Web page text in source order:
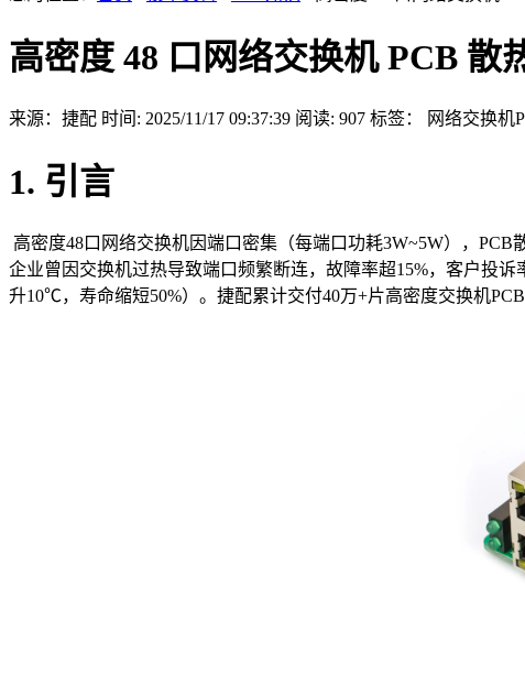
高密度 48 口网络交换机 PCB 散
来源：捷配 时间: 2025/11/17 09:37:39 阅读: 907 标签： 网络交换机
1. 引言
高密度48口网络交换机因端口密集（每端口功耗3W~5W），
企业曾因交换机过热导致端口频繁断连，故障率超15%，客户投
升10℃，寿命缩短50%）。捷配累计交付40万+片高密度交换机